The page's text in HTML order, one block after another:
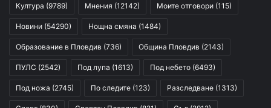
Култура (9789) Мнения (12142) Моите отговори (115)
Новини (54290) Нощна смяна (1484)
Образование в Пловдив (736) Община Пловдив (2143)
ПУЛС (2542) Под лупа (1613) Под небето (6493)
Под ножа (2745) По следите (123) Разследване (1313)